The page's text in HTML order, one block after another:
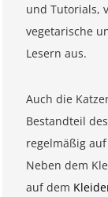
und Tutorials,
vegetarische
Lesern aus.
Auch die
Bestandteil
regelmäßig
Neben dem
auf dem